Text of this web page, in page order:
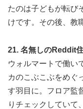
たのは子どもが転び
けです。その後、教
21. 名無しのReddit
ウォルマートで働い
カのこぶこぶをめぐ
す羽目に。フロア監
りチェックしていて